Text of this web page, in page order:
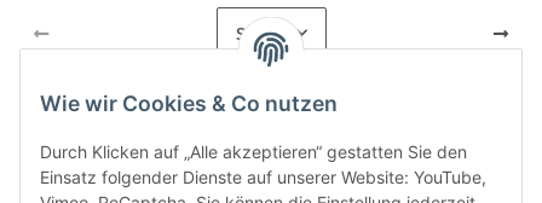
Seite1
Kategorien
Wie wir Cookies & Co nutzen
Durch Klicken auf „Alle akzeptieren“ gestatten Sie den
Einsatz folgender Dienste auf unserer Website: YouTube,